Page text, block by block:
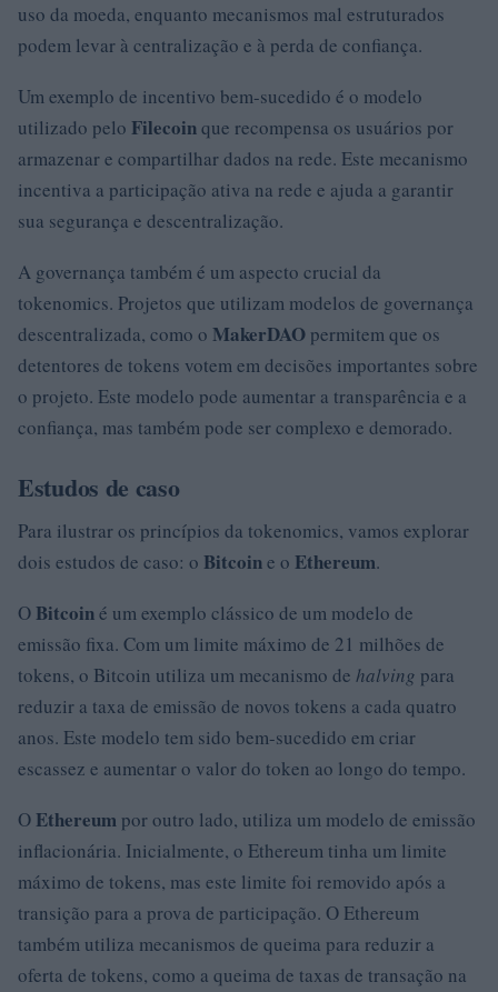
uso da moeda, enquanto mecanismos mal estruturados
podem levar à centralização e à perda de confiança.
Um exemplo de incentivo bem-sucedido é o modelo
utilizado pelo Filecoinque recompensa os usuários por
armazenar e compartilhar dados na rede. Este mecanismo
incentiva a participação ativa na rede e ajuda a garantir
sua segurança e descentralização.
A governança também é um aspecto crucial da
tokenomics. Projetos que utilizam modelos de governança
descentralizada, como o MakerDAO permitem que os
detentores de tokens votem em decisões importantes sobre
o projeto. Este modelo pode aumentar a transparência e a
confiança, mas também pode ser complexo e demorado.
Estudos de caso
Para ilustrar os princípios da tokenomics, vamos explorar
dois estudos de caso: o Bitcoine o Ethereum.
O Bitcoiné um exemplo clássico de um modelo de
emissão fixa. Com um limite máximo de 21 milhões de
tokens, o Bitcoin utiliza um mecanismo de halving para
reduzir a taxa de emissão de novos tokens a cada quatro
anos. Este modelo tem sido bem-sucedido em criar
escassez e aumentar o valor do token ao longo do tempo.
O Ethereum por outro lado, utiliza um modelo de emissão
inflacionária. Inicialmente, o Ethereum tinha um limite
máximo de tokens, mas este limite foi removido após a
transição para a prova de participação. O Ethereum
também utiliza mecanismos de queima para reduzir a
oferta de tokens, como a queima de taxas de transação na